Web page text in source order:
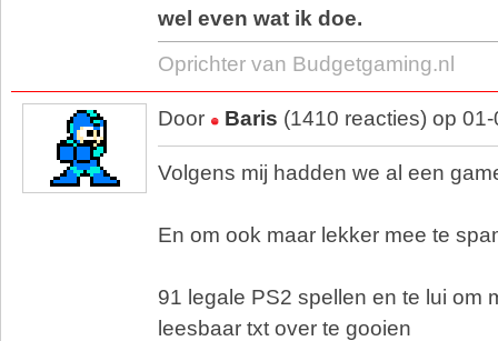
wel even wat ik doe.
Oprichter van Budgetgaming.nl
Door Baris (1410 reacties) op
Volgens mij hadden we al een
En om ook maar lekker mee te
91 legale PS2 spellen en te lui om
leesbaar txt over te gooien